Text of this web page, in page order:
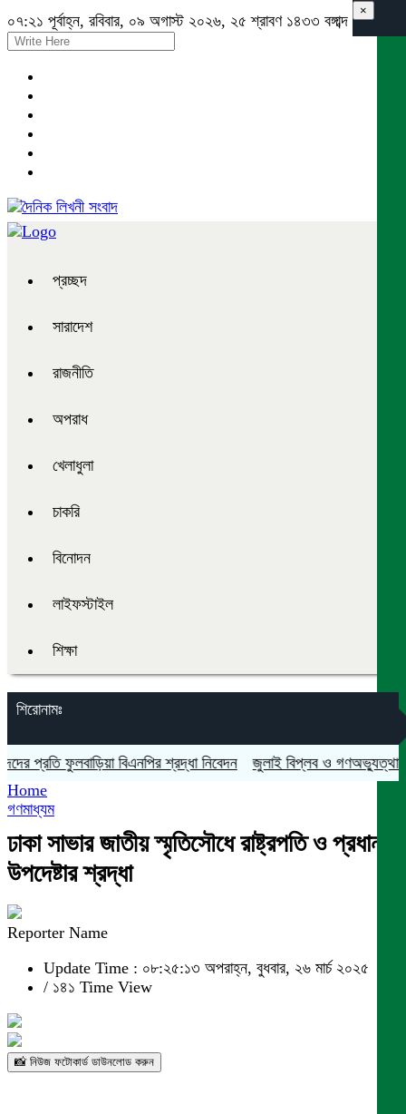
০৭:২১ পূর্বাহ্ন, রবিবার, ০৯ অগাস্ট ২০২৬, ২৫ শ্রাবণ ১৪৩৩ বঙ্গাব্দ
প্রচ্ছদ
সারাদেশ
রাজনীতি
অপরাধ
খেলাধুলা
চাকরি
বিনোদন
লাইফস্টাইল
শিক্ষা
শিরোনামঃ
ফুলবাড়িয়া বিএনপির শ্রদ্ধা নিবেদন জুলাই বিপ্লব ও গণঅভ্যুত্থান দিবস
×
Home
গণমাধ্যম
ঢাকা সাভার জাতীয় স্মৃতিসৌধে রাষ্ট্রপতি ও প্রধান
উপদেষ্টার শ্রদ্ধা
Reporter Name
Update Time : ০৮:২৫:১৩ অপরাহ্ন, বুধবার, ২৬ মার্চ ২০২৫
/ ১৪১ Time View
📸 নিউজ ফটোকার্ড ডাউনলোড করুন